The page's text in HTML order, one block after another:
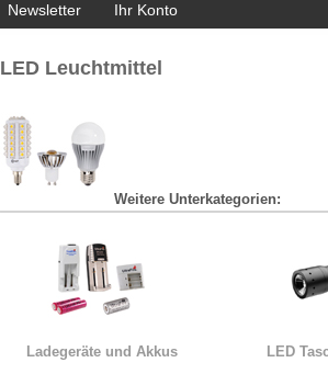
Newsletter Ihr Konto
LED Leuchtmittel
Weitere Unterkategorien:
Ladegeräte und Akkus LED